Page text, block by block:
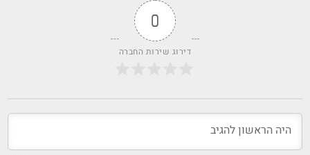
0
דירוג שירות החברה